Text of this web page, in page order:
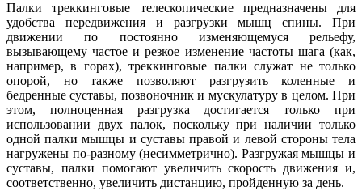
Палки треккинговые телескопические предназначены для
удобства передвижения и разгрузки мышц спины. При
движении по постоянно изменяющемуся рельефу,
вызывающему частое и резкое изменение частоты шага (как,
например, в горах), треккинговые палки служат не только
опорой, но также позволяют разгрузить коленные и
бедренные суставы, позвоночник и мускулатуру в целом. При
этом, полноценная разгрузка достигается только при
использовании двух палок, поскольку при наличии только
одной палки мышцы и суставы правой и левой стороны тела
нагружены по-разному (несимметрично). Разгружая мышцы и
суставы, палки помогают увеличить скорость движения и,
соответственно, увеличить дистанцию, пройденную за день.